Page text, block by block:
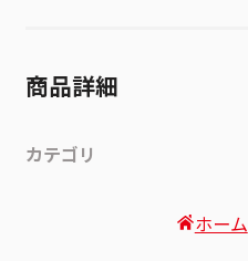
商品詳細
カテゴリ
ホーム